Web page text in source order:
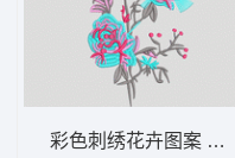
彩色刺绣花卉图案 靓花